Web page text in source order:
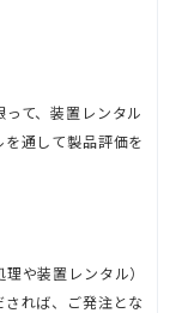
て、装置レンタル
通して製品評価を
や装置レンタル）
れば、ご発注とな